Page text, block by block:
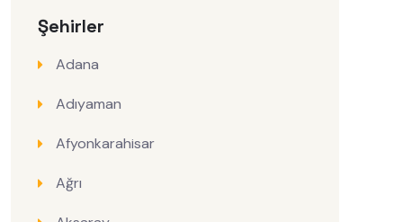
Şehirler
Adana
Adıyaman
Afyonkarahisar
Ağrı